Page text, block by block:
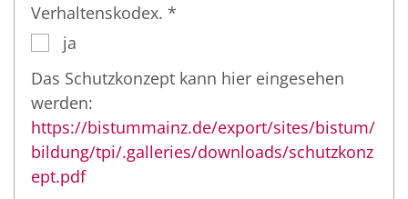
Verhaltenskodex. *
ja
Das Schutzkonzept kann hier eingesehen
werden:
https://bistummainz.de/export/sites/bistum/
bildung/tpi/.galleries/downloads/schutzkonz
ept.pdf